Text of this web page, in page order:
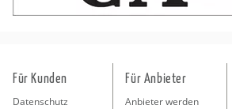
Für Kunden
Datenschutz
Für Anbieter
Anbieter werden